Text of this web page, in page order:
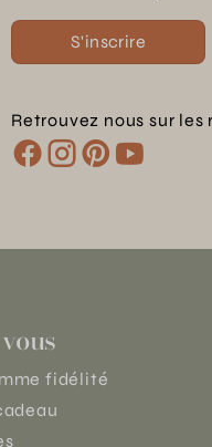
S'inscrire
Retrouvez nous sur les
fidélité